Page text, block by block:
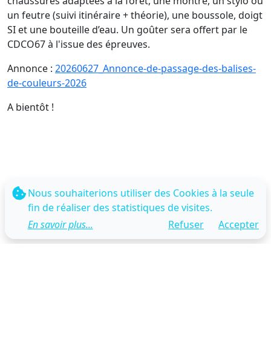
Nous souhaiterions utiliser des Cookies à la seule
fin de réaliser des statistiques de visites.
En savoir plus...
Refuser Accepter
un feutre (suivi itinéraire + théorie), une boussole, doigt
SI et une bouteille d’eau. Un goûter sera offert par le
CDCO67 à l'issue des épreuves.
Annonce : 20260627_Annonce-de-passage-des-balises-
de-couleurs-2026
A bientôt !